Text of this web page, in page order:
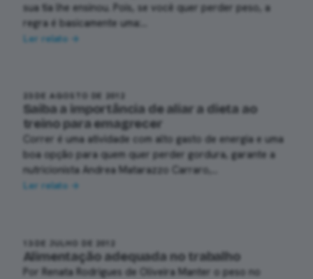
sua tia lhe ensinou. Pois, se você quer perder peso, a
regra é basicamente uma:…
Ler relato →
23 DE AGOSTO DE 2012
Saiba a importância de aliar a dieta ao
treino para emagrecer
Correr é uma atividade com alto gasto de energia e uma
boa opção para quem quer perder gordura, garante a
nutricionista Andrea Matarazzo Carraro,…
Ler relato →
13 DE JULHO DE 2012
Alimentação adequada no trabalho
Por Renata Rodrigues de Oliveira Manter o peso no